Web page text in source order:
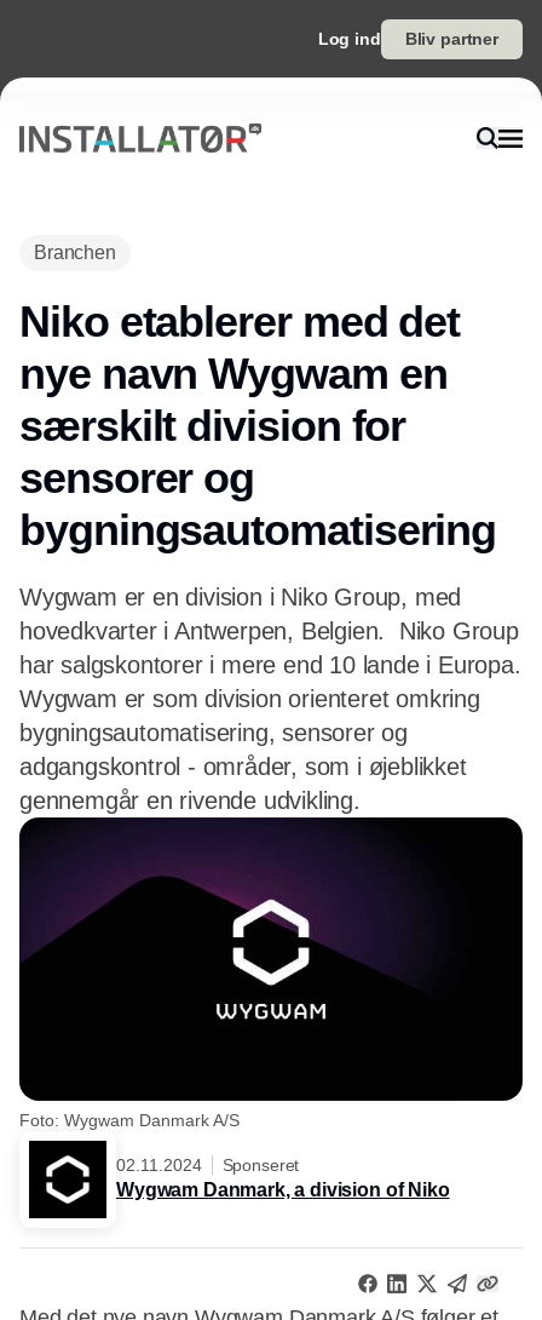
Log ind Bliv partner
Branchen
Niko etablerer med det
nye navn Wygwam en
særskilt division for
sensorer og
bygningsautomatisering
Wygwam er en division i Niko Group, med
hovedkvarter i Antwerpen, Belgien. Niko Group
har salgskontorer i mere end 10 lande i Europa.
Wygwam er som division orienteret omkring
bygningsautomatisering, sensorer og
adgangskontrol - områder, som i øjeblikket
gennemgår en rivende udvikling.
Foto: Wygwam Danmark A/S
02.11.2024 Sponseret
Wygwam Danmark, a division of Niko